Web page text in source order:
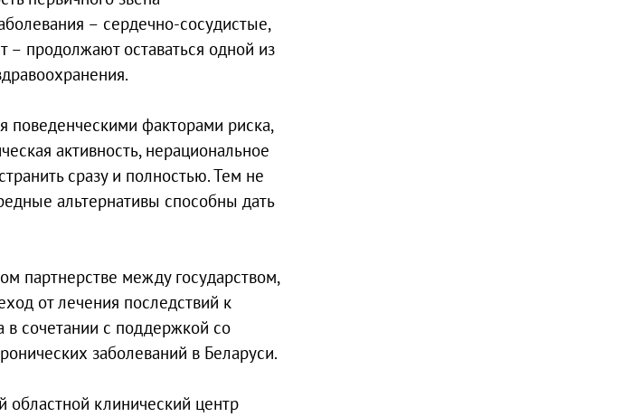
– сердечно-сосудистые,
– продолжают оставаться одной из
поведенческими факторами риска,
активность, нерациональное
сразу и полностью. Тем не
альтернативы способны дать
партнерстве между государством,
от лечения последствий к
в сочетании с поддержкой со
заболеваний в Беларуси.
областной клинический центр